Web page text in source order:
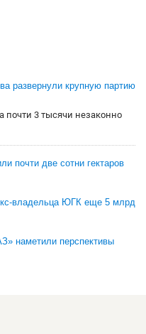
развернули крупную партию
почти 3 тысячи незаконно
почти две сотни гектаров
владельца ЮГК еще 5 млрд
наметили перспективы